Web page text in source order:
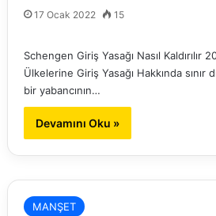
17 Ocak 2022 15
Schengen Giriş Yasağı Nasıl Kaldırılır
Ülkelerine Giriş Yasağı Hakkında sınır
bir yabancının…
Devamını Oku »
MANŞET